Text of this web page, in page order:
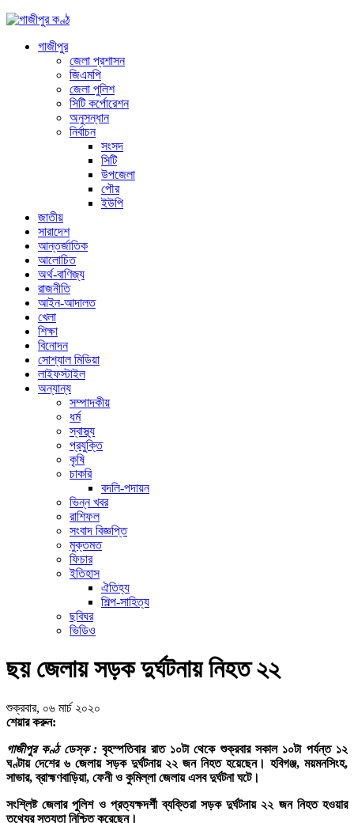
গাজীপুর
জেলা প্রশাসন
জিএমপি
জেলা পুলিশ
সিটি কর্পোরেশন
অনুসন্ধান
নির্বাচন
সংসদ
সিটি
উপজেলা
পৌর
ইউপি
জাতীয়
সারাদেশ
আন্তর্জাতিক
আলোচিত
অর্থ-বাণিজ্য
রাজনীতি
আইন-আদালত
খেলা
শিক্ষা
বিনোদন
সোশ্যাল মিডিয়া
লাইফস্টাইল
অন্যান্য
সম্পাদকীয়
ধর্ম
স্বাস্থ্য
প্রযুক্তি
কৃষি
চাকরি
বদলি-পদায়ন
ভিন্ন খবর
রাশিফল
সংবাদ বিজ্ঞপ্তি
মুক্তমত
ফিচার
ইতিহাস
ঐতিহ্য
শিল্প-সাহিত্য
ছবিঘর
ভিডিও
ছয় জেলায় সড়ক দুর্ঘটনায় নিহত ২২
শুক্রবার, ০৬ মার্চ ২০২০
শেয়ার করুন:
গাজীপুর কণ্ঠ ডেস্ক : বৃহস্পতিবার রাত ১০টা থেকে শুক্রবার সকাল ১০টা পর্যন্ত ১২
ঘণ্টায় দেশের ৬ জেলায় সড়ক দুর্ঘটনায় ২২ জন নিহত হয়েছেন।হবিগঞ্জ, ময়মনসিংহ,
সাভার, ব্রাহ্মণবাড়িয়া, ফেনী ও কুমিল্লা জেলায় এসব দুর্ঘটনা ঘটে।
সংশ্লিষ্ট জেলার পুলিশ ও প্রত্যক্ষদর্শী ব্যক্তিরা সড়ক দুর্ঘটনায় ২২ জন নিহত হওয়ার
তথ্যের সত্যতা নিশ্চিত করেছেন।